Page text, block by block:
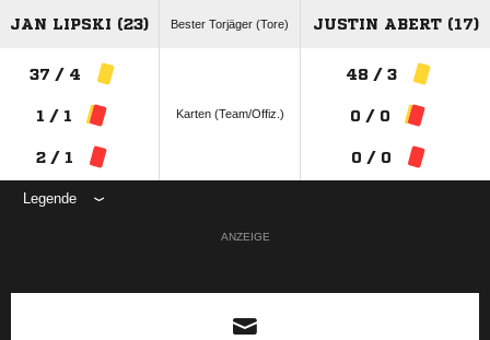
JAN LIPSKI (23) Bester Torjäger (Tore) JUSTIN ABERT (17)
37 / 4
1 / 1
2 / 1
Karten (Team/Offiz.)
48 / 3
0 / 0
0 / 0
Legende
ANZEIGE